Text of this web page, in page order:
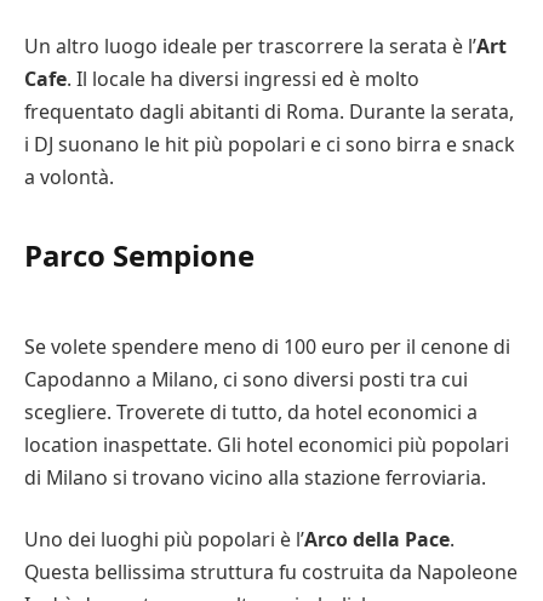
Un altro luogo ideale per trascorrere la serata è l’Art
Cafe. Il locale ha diversi ingressi ed è molto
frequentato dagli abitanti di Roma. Durante la serata,
i DJ suonano le hit più popolari e ci sono birra e snack
a volontà.
Parco Sempione
Se volete spendere meno di 100 euro per il cenone di
Capodanno a Milano, ci sono diversi posti tra cui
scegliere. Troverete di tutto, da hotel economici a
location inaspettate. Gli hotel economici più popolari
di Milano si trovano vicino alla stazione ferroviaria.
Uno dei luoghi più popolari è l’Arco della Pace.
Questa bellissima struttura fu costruita da Napoleone